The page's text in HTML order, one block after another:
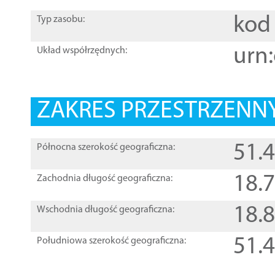
Typ zasobu: kod
Układ współrzędnych:
ZAKRES
Północna szerokość geograficzna:
Zachodnia długość geograficzna:
Wschodnia długość geograficzna:
Południowa szerokość geograficzna: